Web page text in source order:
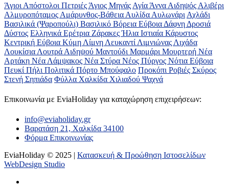
Άγιοι Απόστολοι Πετριές Άγιος Μηνάς Αγία Άννα Αιδηψός Αλιβέρι
Αλμυροπόταμος Αμάρυνθος-Βάθεια Αυλίδα Αυλωνάρι Αχλάδι
Βασιλικά (Ψαροπούλι) Βασιλικό Βόρεια Εύβοια Δάφνη Δροσιά
Δύστος Ελληνικά Ερέτρια ΖάρακεςΉλια Ιστιαία Κάρυστος
Κεντρική Εύβοια Κύμη Λίμνη Λευκαντί Λιμνιώνας Λιχάδα
Λουκίσια Λουτρά Αιδηψού Μαντούδι Μαρμάρι Μουρτερή Νέα
Αρτάκη Νέα Λάμψακος Νέα Στύρα Νέος Πύργος Νότια Εύβοια
Πευκί Πήλι Πολιτικά Πόρτο Μπούφαλο Προκόπι Ροβιές Σκύρος
Στενή Σηπιάδα Φύλλα Χαλκίδα Χιλιαδού Ψαχνά
Επικοινωνία με ΕviaHoliday για καταχώρηση επιχειρήσεων:
info@eviaholiday.gr
Βαρατάση 21, Χαλκίδα 34100
Φόρμα Επικοινωνίας
EviaHoliday © 2025 | Κατασκευή & Προώθηση Ιστοσελίδων
WebDesign Studio